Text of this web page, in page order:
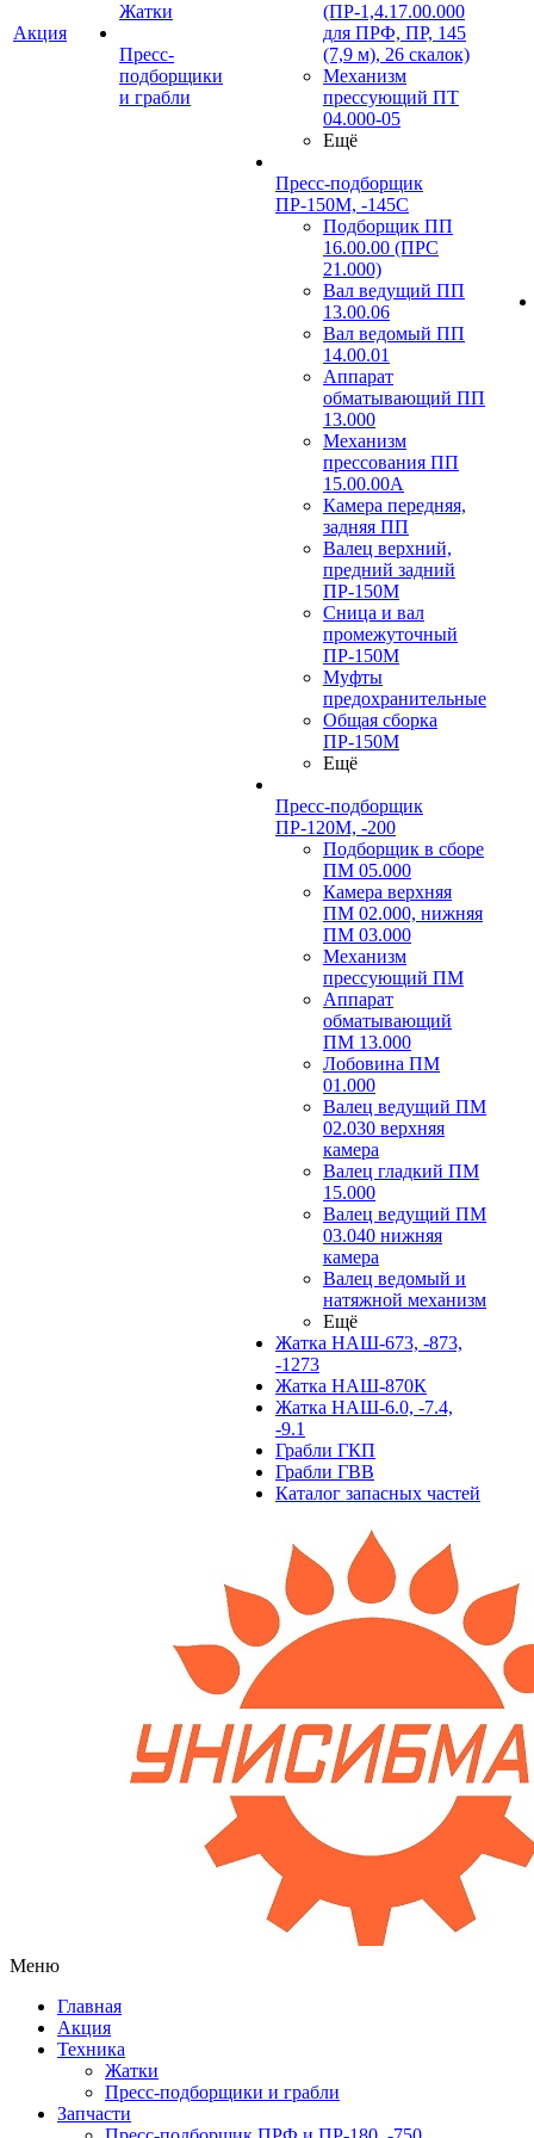
Акция
Жатки
Пресс-
подборщики
и грабли
(ПР-1,4.17.00.000
для ПРФ, ПР, 145
(7,9 м), 26 скалок)
Механизм
прессующий ПТ
04.000-05
Ещё
Пресс-подборщик
ПР-150М, -145С
Подборщик ПП
16.00.00 (ПРС
21.000)
Вал ведущий ПП
13.00.06
Вал ведомый ПП
14.00.01
Аппарат
обматывающий ПП
13.000
Механизм
прессования ПП
15.00.00А
Камера передняя,
задняя ПП
Валец верхний,
предний задний
ПР-150М
Сница и вал
промежуточный
ПР-150М
Муфты
предохранительные
Общая сборка
ПР-150М
Ещё
Пресс-подборщик
ПР-120М, -200
Подборщик в сборе
ПМ 05.000
Камера верхняя
ПМ 02.000, нижняя
ПМ 03.000
Механизм
прессующий ПМ
Аппарат
обматывающий
ПМ 13.000
Лобовина ПМ
01.000
Валец ведущий ПМ
02.030 верхняя
камера
Валец гладкий ПМ
15.000
Валец ведущий ПМ
03.040 нижняя
камера
Валец ведомый и
натяжной механизм
Ещё
Жатка НАШ-673, -873,
-1273
Жатка НАШ-870К
Жатка НАШ-6.0, -7.4,
-9.1
Грабли ГКП
Грабли ГВВ
Каталог запасных частей
Меню
Главная
Акция
Техника
Жатки
Пресс-подборщики и грабли
Запчасти